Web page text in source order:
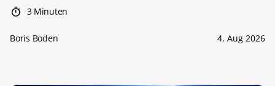
3 Minuten
Boris Boden 4. Aug 2026